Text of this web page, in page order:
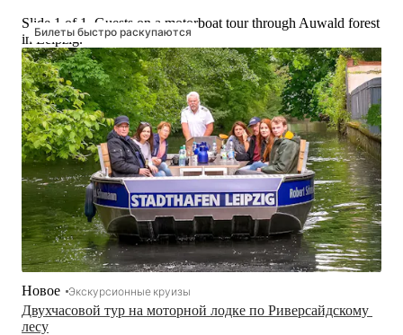
Билеты быстро раскупаются
Slide 1 of 1, Guests on a motorboat tour through Auwald forest
in Leipzig.
Двухчасовой тур на моторной лодке по Риверсайдскому
лесу
Новое Экскурсионные круизы